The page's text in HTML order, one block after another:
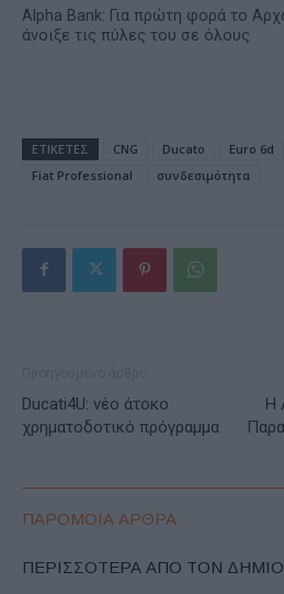
Alpha Bank: Για πρώτη φορά το
άνοιξε τις πύλες του σε όλους
ΕΤΙΚΕΤΕΣ CNG Ducato Euro 6d
Fiat Professional
συνδεσιμότητα
Ducati4U: νέο άτοκο
χρηματοδοτικό πρόγραμμα
Η
ΠΑΡΟΜΟΙΑ ΑΡΘΡΑ
ΠΕΡΙΣΣΟΤΕΡΑ ΑΠΟ ΤΟΝ